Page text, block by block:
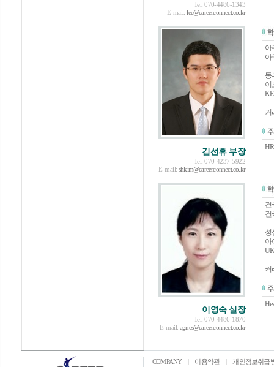
Tel: 070-4486-1343
E-mail:lee@careerconnect.co.kr
김선휴 부장
Tel: 070-4237-5922
E-mail: shkim@careerconnect.co.kr
아
아
동
이
커
이영숙 실장
Tel: 070-4486-1870
E-mail: agnes@careerconnect.co.kr
건
건
성
아
커
COMPANY | 이용약관 | 개인정보취급